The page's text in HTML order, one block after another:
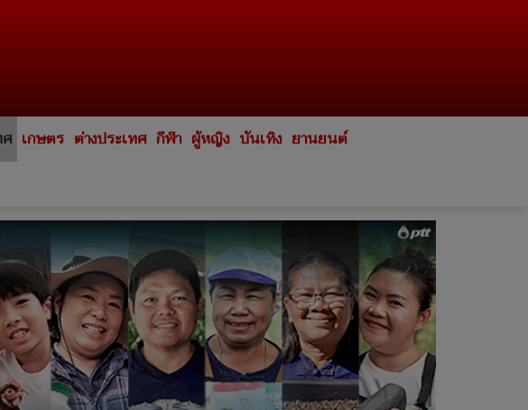
เกษตร ต่างประเทศ กีฬา ผู้หญิง บันเทิง ยานยนต์